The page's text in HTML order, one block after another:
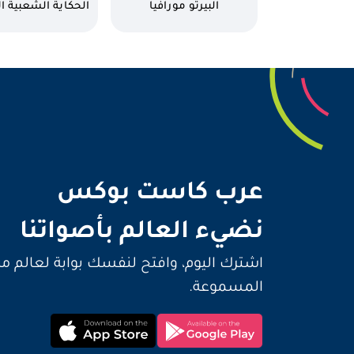
كاتب
البيرتو مورافيا كاتب
الحكاية الشعبية
عرب كاست بوكس
نضيء العالم بأصواتنا
اشترك اليوم، وافتح لنفسك بوابة لعالم
المسموعة.